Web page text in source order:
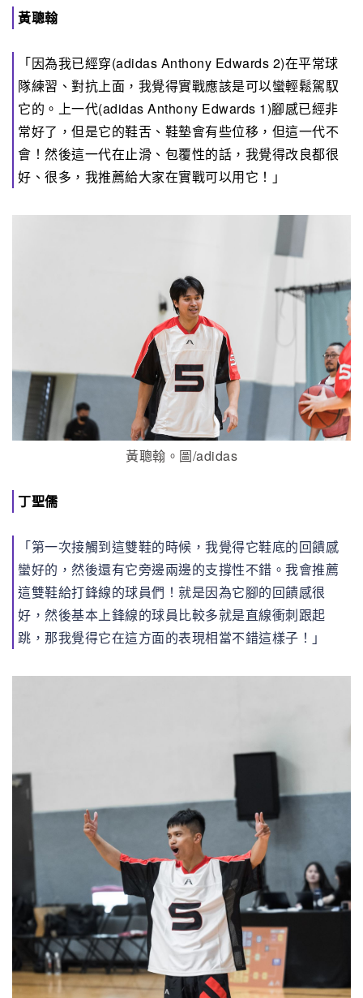
黃聰翰
「因為我已經穿(adidas Anthony Edwards 2)在平常球
隊練習、對抗上面，我覺得實戰應該是可以蠻輕鬆駕馭
它的。上一代(adidas Anthony Edwards 1)腳感已經非
常好了，但是它的鞋舌、鞋墊會有些位移，但這一代不
會！然後這一代在止滑、包覆性的話，我覺得改良都很
好、很多，我推薦給大家在實戰可以用它！」
黃聰翰。圖/adidas
丁聖儒
「第一次接觸到這雙鞋的時候，我覺得它鞋底的回饋感
蠻好的，然後還有它旁邊兩邊的支撐性不錯。我會推薦
這雙鞋給打鋒線的球員們！就是因為它腳的回饋感很
好，然後基本上鋒線的球員比較多就是直線衝刺跟起
跳，那我覺得它在這方面的表現相當不錯這樣子！」